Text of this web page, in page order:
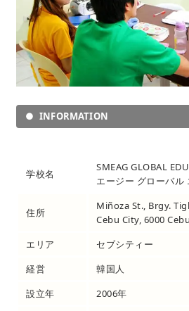
INFORMATION
学校名
SMEAG GLOBAL
エージー グローバル
住所
Miñoza St., Brgy.
Cebu City, 6000 Cebu
エリア
セブシティー
経営
韓国人
設立年
2006年